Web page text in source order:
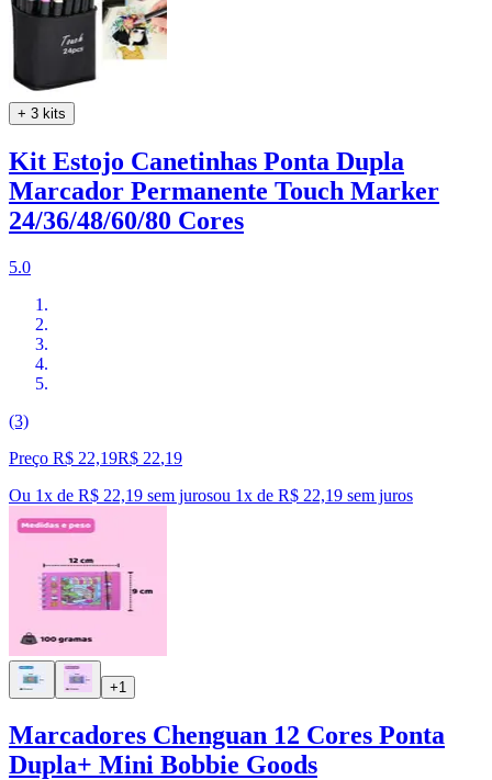
+ 3 kits
Kit Estojo Canetinhas Ponta Dupla
Marcador Permanente Touch Marker
24/36/48/60/80 Cores
5.0
(3)
Preço R$ 22,19R$ 22,19
Ou 1x de R$ 22,19 sem jurosou 1x de R$ 22,19 sem juros
+1
Marcadores Chenguan 12 Cores Ponta
Dupla+ Mini Bobbie Goods